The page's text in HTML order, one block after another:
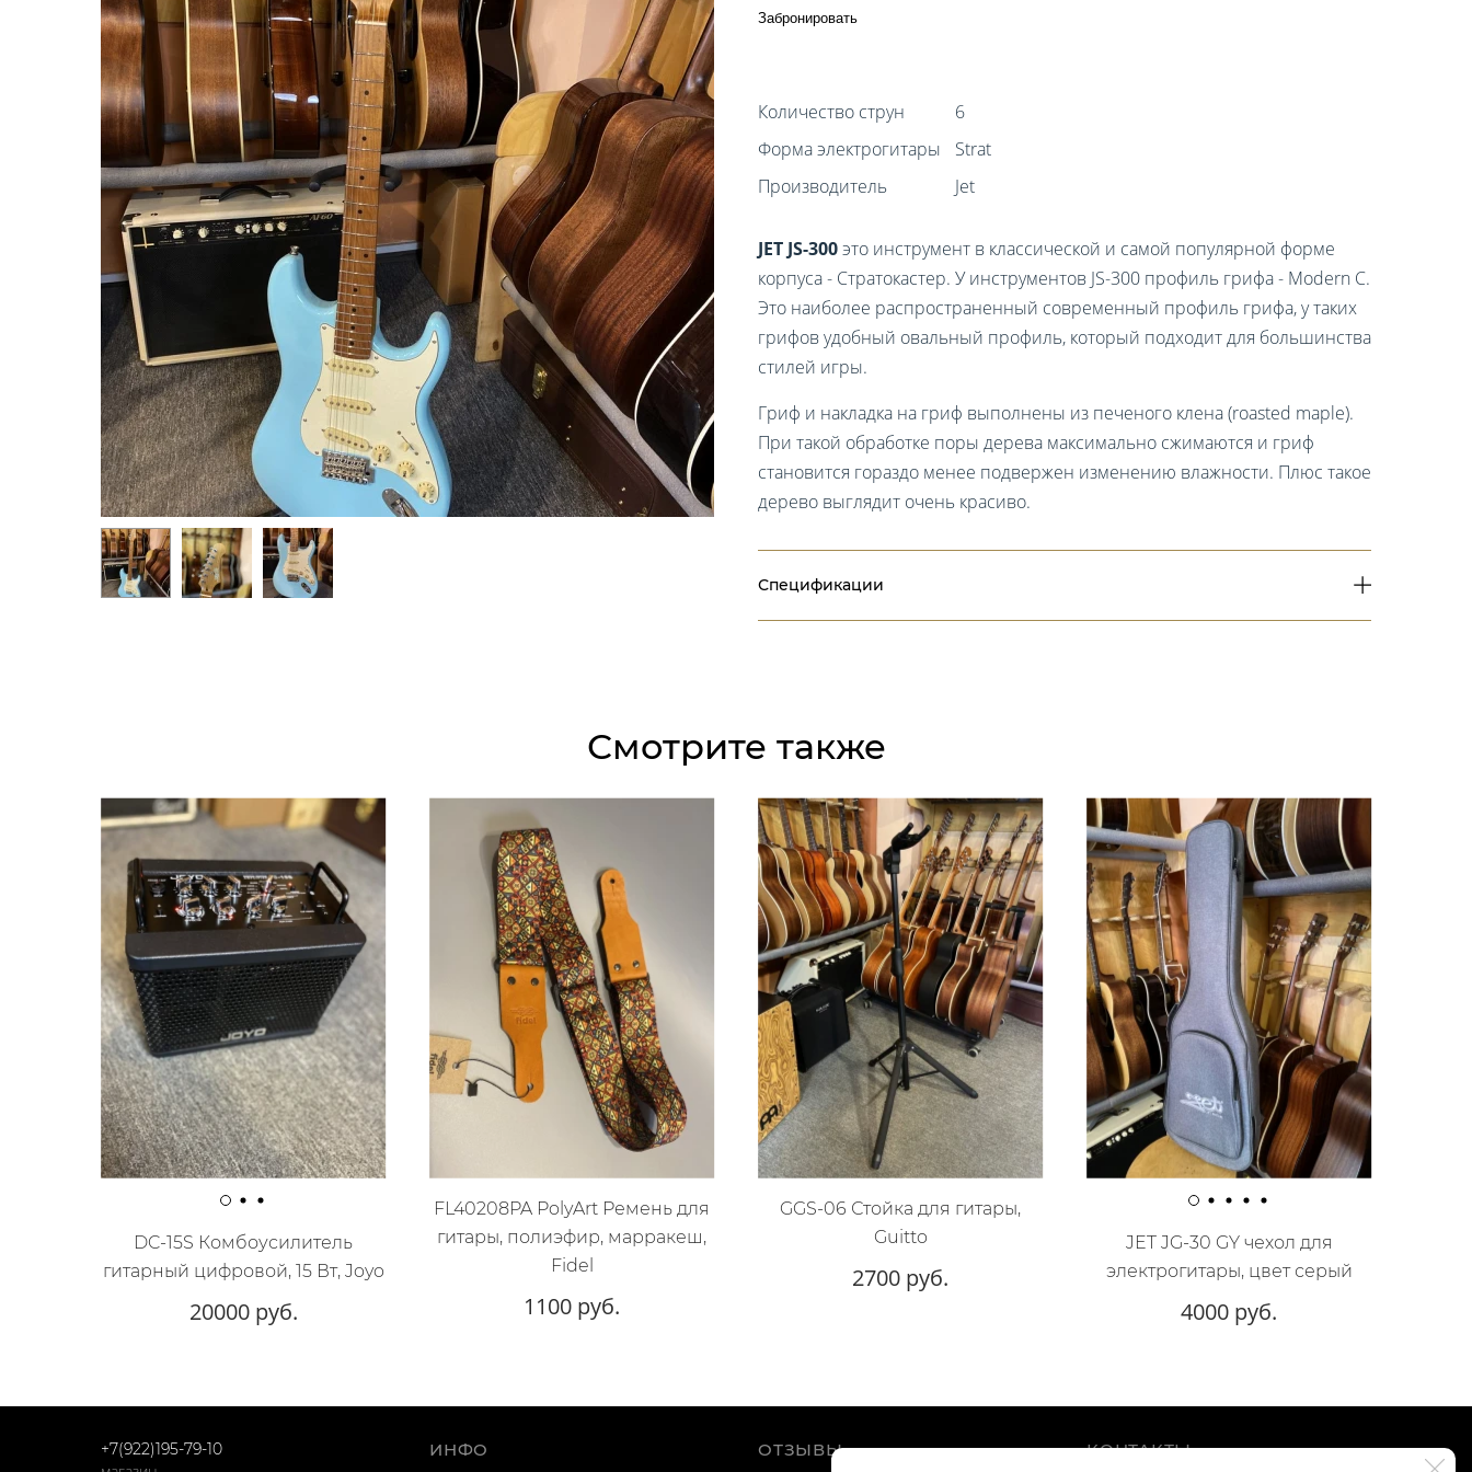
Забронировать
Количество струн
6
Форма электрогитары
Strat
Производитель
Jet
JET JS-300это инструмент в классической и самой популярной форме
корпуса - Стратокастер. У инструментов JS-300 профиль грифа - Modern C.
Это наиболее распространенный современный профиль грифа, у таких
грифов удобный овальный профиль, который подходит для большинства
стилей игры.
Гриф и накладка на гриф выполнены из печеного клена (roasted maple).
При такой обработке поры дерева максимально сжимаются и гриф
становится гораздо менее подвержен изменению влажности. Плюс такое
дерево выглядит очень красиво.
Спецификации
Смотрите также
DC-15S Комбоусилитель
гитарный цифровой, 15 Вт, Joyo
20000 руб.
FL40208PA PolyArt Ремень для
гитары, полиэфир, марракеш,
Fidel
1100 руб.
GGS-06 Стойка для гитары,
Guitto
2700 руб.
JET JG-30 GY чехол для
электрогитары, цвет серый
4000 руб.
+7(922)195-79-10 ИНФО ОТЗЫВЫ КОНТАКТЫ